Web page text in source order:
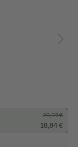
20,97 €
18,84 €